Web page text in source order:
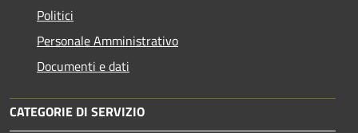
Politici
Personale Amministrativo
Documenti e dati
CATEGORIE DI SERVIZIO